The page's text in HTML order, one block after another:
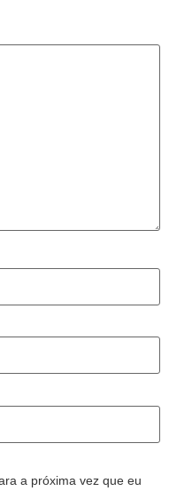
a próxima vez que eu